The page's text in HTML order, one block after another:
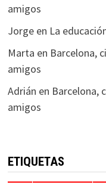
amigos
Jorgeen La
Marta en Barcelona,
amigos
Adrián en Barcelona,
amigos
ETIQUETAS